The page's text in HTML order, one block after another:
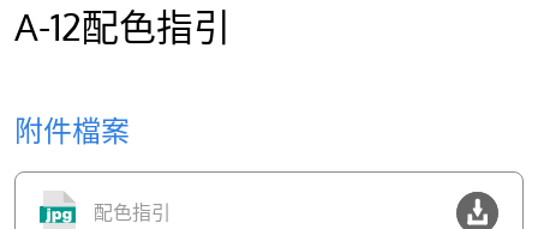
A-12配色指引
附件檔案
配色指引